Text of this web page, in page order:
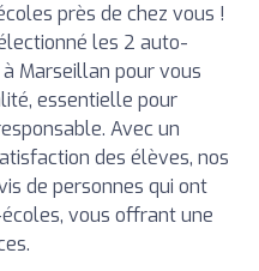
près de chez vous !
les 2 auto-
Marseillan pour vous
essentielle pour
Avec un
des élèves, nos
de personnes qui ont
vous offrant une